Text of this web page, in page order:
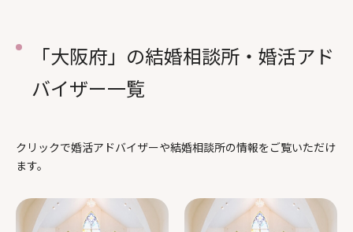
「大阪府」の結婚相談所・婚活アド
バイザー一覧
クリックで婚活アドバイザーや結婚相談所の情報をご覧いただけ
ます。